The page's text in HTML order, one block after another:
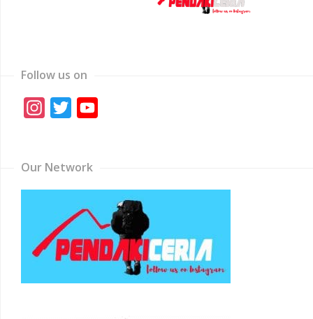
Follow us on
Instagram
Twitter
Our Network